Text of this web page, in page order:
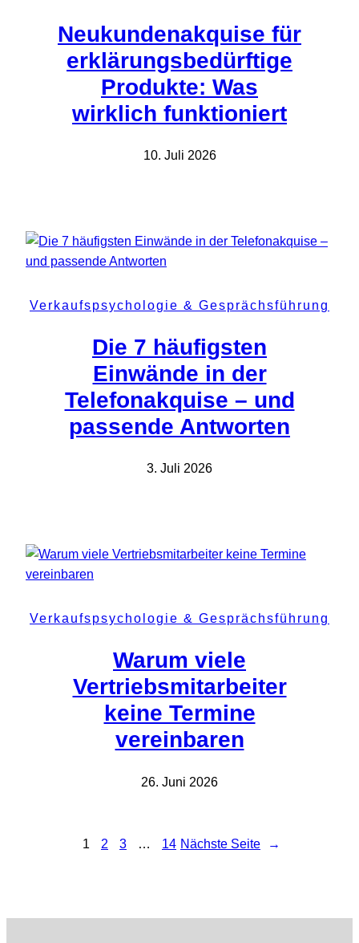
Neukundenakquise für
erklärungsbedürftige
Produkte: Was
wirklich funktioniert
10. Juli 2026
Verkaufspsychologie & Gesprächsführung
Die 7 häufigsten
Einwände in der
Telefonakquise – und
passende Antworten
3. Juli 2026
Verkaufspsychologie & Gesprächsführung
Warum viele
Vertriebsmitarbeiter
keine Termine
vereinbaren
26. Juni 2026
1 2 3 … 14 Nächste Seite →